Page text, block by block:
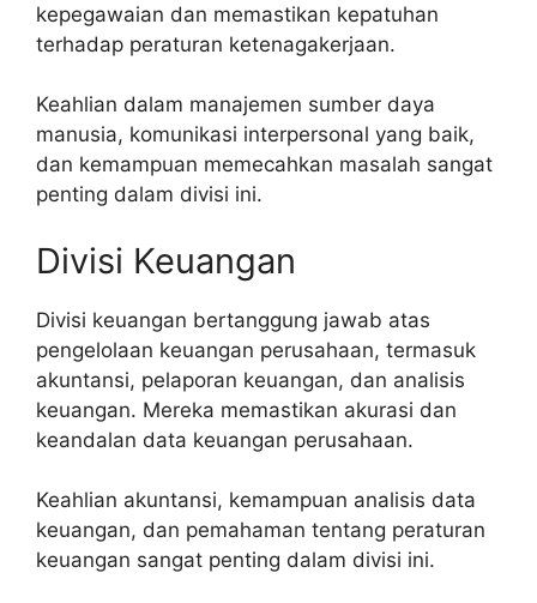
kepegawaian dan memastikan kepatuhan
terhadap peraturan ketenagakerjaan.
Keahlian dalam manajemen sumber daya
manusia, komunikasi interpersonal yang baik,
dan kemampuan memecahkan masalah sangat
penting dalam divisi ini.
Divisi Keuangan
Divisi keuangan bertanggung jawab atas
pengelolaan keuangan perusahaan, termasuk
akuntansi, pelaporan keuangan, dan analisis
keuangan. Mereka memastikan akurasi dan
keandalan data keuangan perusahaan.
Keahlian akuntansi, kemampuan analisis data
keuangan, dan pemahaman tentang peraturan
keuangan sangat penting dalam divisi ini.